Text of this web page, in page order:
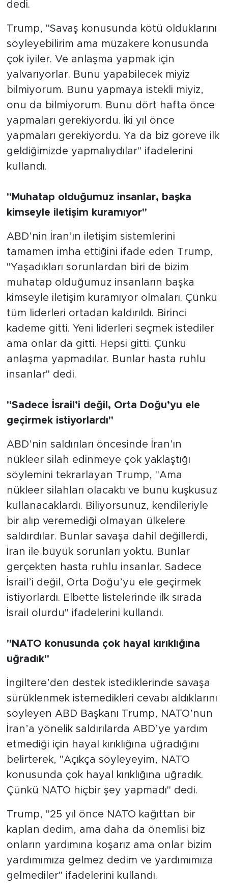
dedi.
Trump, "Savaş konusunda kötü olduklarını
söyleyebilirim ama müzakere konusunda
çok iyiler. Ve anlaşma yapmak için
yalvarıyorlar. Bunu yapabilecek miyiz
bilmiyorum. Bunu yapmaya istekli miyiz,
onu da bilmiyorum. Bunu dört hafta önce
yapmaları gerekiyordu. İki yıl önce
yapmaları gerekiyordu. Ya da biz göreve ilk
geldiğimizde yapmalıydılar" ifadelerini
kullandı.
"Muhatap olduğumuz insanlar, başka
kimseyle iletişim kuramıyor"
ABD’nin İran’ın iletişim sistemlerini
tamamen imha ettiğini ifade eden Trump,
"Yaşadıkları sorunlardan biri de bizim
muhatap olduğumuz insanların başka
kimseyle iletişim kuramıyor olmaları. Çünkü
tüm liderleri ortadan kaldırıldı. Birinci
kademe gitti. Yeni liderleri seçmek istediler
ama onlar da gitti. Hepsi gitti. Çünkü
anlaşma yapmadılar. Bunlar hasta ruhlu
insanlar" dedi.
"Sadece İsrail’i değil, Orta Doğu’yu ele
geçirmek istiyorlardı"
ABD’nin saldırıları öncesinde İran’ın
nükleer silah edinmeye çok yaklaştığı
söylemini tekrarlayan Trump, "Ama
nükleer silahları olacaktı ve bunu kuşkusuz
kullanacaklardı. Biliyorsunuz, kendileriyle
bir alıp veremediği olmayan ülkelere
saldırdılar. Bunlar savaşa dahil değillerdi,
İran ile büyük sorunları yoktu. Bunlar
gerçekten hasta ruhlu insanlar. Sadece
İsrail’i değil, Orta Doğu’yu ele geçirmek
istiyorlardı. Elbette listelerinde ilk sırada
İsrail olurdu" ifadelerini kullandı.
"NATO konusunda çok hayal kırıklığına
uğradık"
İngiltere’den destek istediklerinde savaşa
sürüklenmek istemedikleri cevabı aldıklarını
söyleyen ABD Başkanı Trump, NATO’nun
İran’a yönelik saldırılarda ABD’ye yardım
etmediği için hayal kırıklığına uğradığını
belirterek, "Açıkça söyleyeyim, NATO
konusunda çok hayal kırıklığına uğradık.
Çünkü NATO hiçbir şey yapmadı" dedi.
Trump, "25 yıl önce NATO kağıttan bir
kaplan dedim, ama daha da önemlisi biz
onların yardımına koşarız ama onlar bizim
yardımımıza gelmez dedim ve yardımımıza
gelmediler" ifadelerini kullandı.